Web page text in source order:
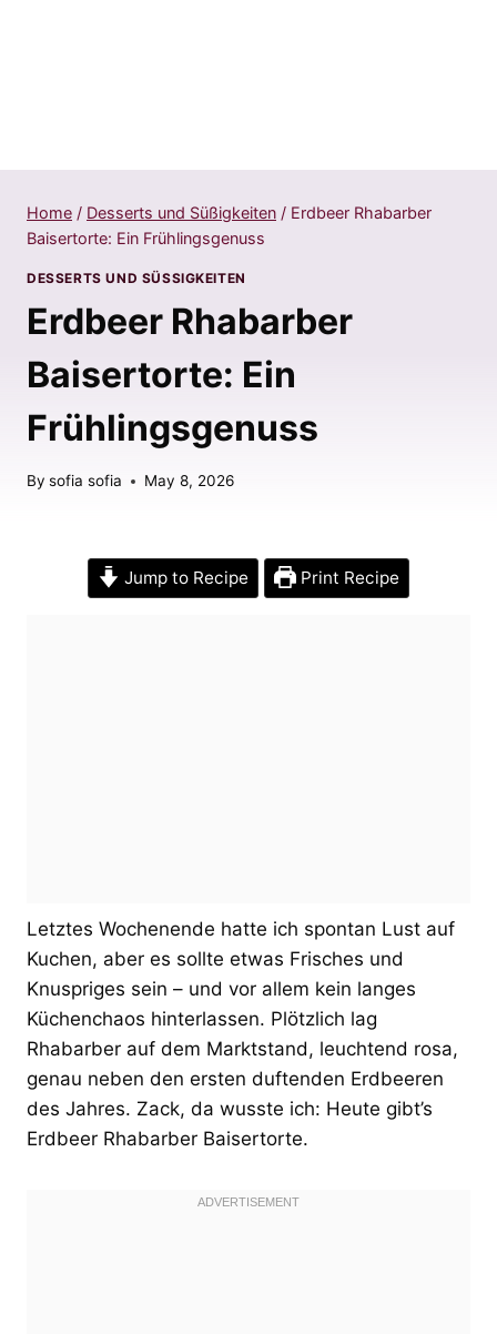
Home / Desserts und Süßigkeiten / Erdbeer Rhabarber
Baisertorte: Ein Frühlingsgenuss
DESSERTS UND SÜSSIGKEITEN
Erdbeer Rhabarber
Baisertorte: Ein
Frühlingsgenuss
By sofia sofia May 8, 2026
Jump to Recipe Print Recipe
Letztes Wochenende hatte ich spontan Lust auf
Kuchen, aber es sollte etwas Frisches und
Knuspriges sein – und vor allem kein langes
Küchenchaos hinterlassen. Plötzlich lag
Rhabarber auf dem Marktstand, leuchtend rosa,
genau neben den ersten duftenden Erdbeeren
des Jahres. Zack, da wusste ich: Heute gibt’s
Erdbeer Rhabarber Baisertorte.